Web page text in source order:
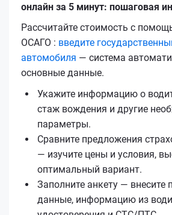
онлайн за 5 минут: пошаговая
Рассчитайте стоимость с
ОСАГО : введите
автомобиля — система
основные данные.
Укажите информацию о
стаж вождения и другие
параметры.
Сравните предложения
— изучите цены и условия,
оптимальный вариант.
Заполните анкету — внесите
данные, информацию из